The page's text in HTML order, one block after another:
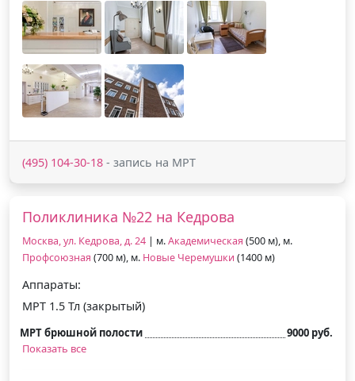
(495) 104-30-18 - запись на МРТ
Поликлиника №22 на Кедрова
Москва, ул. Кедрова, д. 24 | м.Академическая (500 м), м.
Профсоюзная (700 м), м. Новые Черемушки (1400 м)
Аппараты:
МРТ 1.5 Тл (закрытый)
МРТ брюшной полости
9000 руб.
Показать все